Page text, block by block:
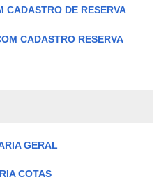
CADASTRO DE RESERVA
CADASTRO RESERVA
GERAL
COTAS